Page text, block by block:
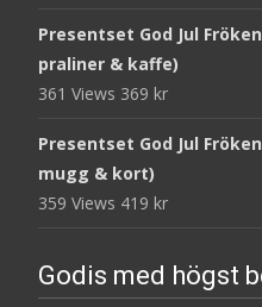
Presentset God Jul
praliner & kaffe)
361 Views 369 kr
Presentset God Jul
mugg & kort)
359 Views 419 kr
Godis med högst